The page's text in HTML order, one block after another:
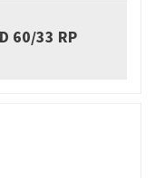
60/33 RP